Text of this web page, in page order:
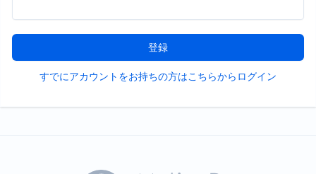
登録
すでにアカウントをお持ちの方はこちらからログイン